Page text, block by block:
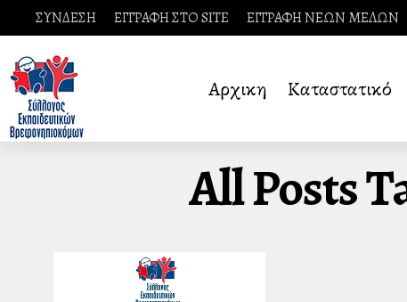
ΣΥΝΔΕΣΗ ΕΓΓΡΑΦΗ ΣΤΟ SITE ΕΓΓΡΑΦΗ ΝΕΩΝ ΜΕΛΩΝ
Αρχικη Καταστατικό
All Posts